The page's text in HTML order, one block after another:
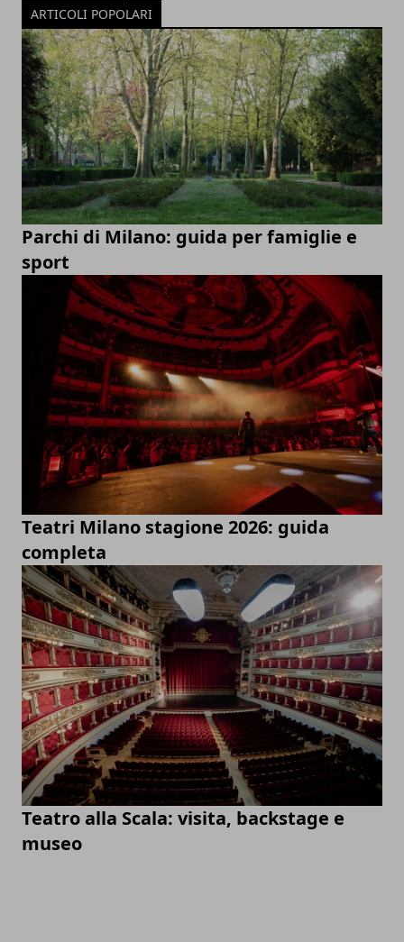
ARTICOLI POPOLARI
Parchi di Milano: guida per famiglie e
sport
Teatri Milano stagione 2026: guida
completa
Teatro alla Scala: visita, backstage e
museo